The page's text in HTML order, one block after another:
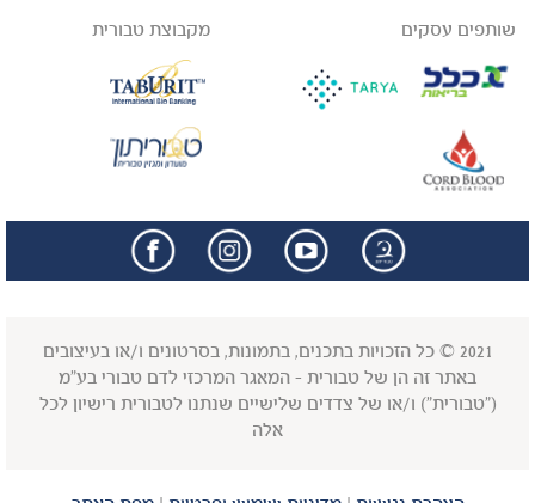
שותפים עסקים מקבוצת טבורית
2021 © כל הזכויות בתכנים, בתמונות, בסרטונים ו/או בעיצובים
באתר זה הן של טבורית - המאגר המרכזי לדם טבורי בע"מ
("טבורית") ו/או של צדדים שלישיים שנתנו לטבורית רישיון לכל
אלה